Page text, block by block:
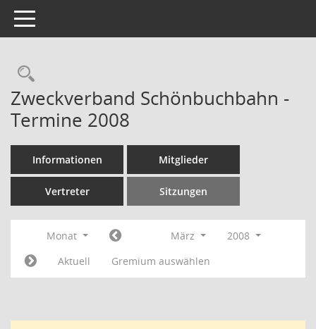
Toggle navigation
Rechercheauswahl
Zweckverband Schönbuchbahn -
Termine 2008
Informationen Mitglieder
Vertreter Sitzungen
Monat März
2008
Aktuell
Gremium auswählen